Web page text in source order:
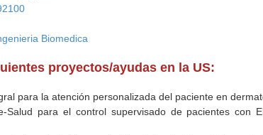
Biomedica
proyectos/ayudas en la US:
para la atención personalizada del paciente en
Salud para el control supervisado de pacientes con